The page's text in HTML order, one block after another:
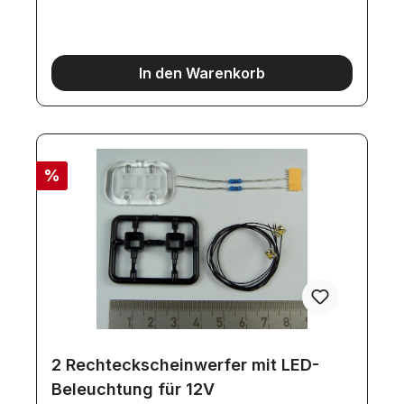
schützen. Nicht Temperaturen über 50 °C/122 °F
In den Warenkorb
%
2 Rechteckscheinwerfer mit LED-
Beleuchtung für 12V